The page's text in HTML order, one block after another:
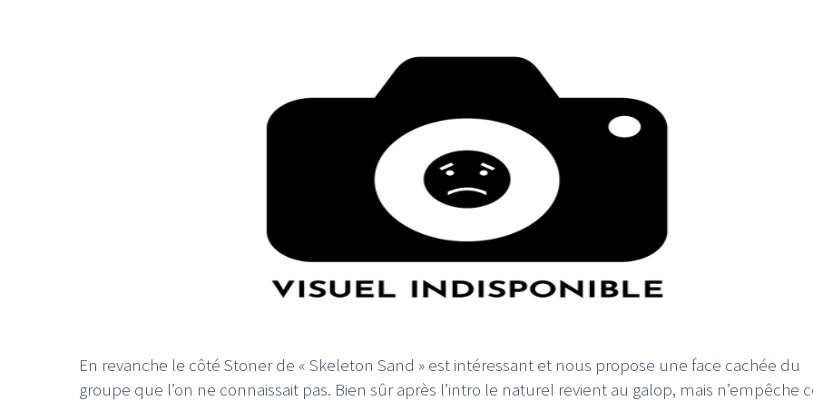
En revanche le côté Stoner de « Skeleton Sand » est intéressant et nous propose une face cachée du
groupe que l’on ne connaissait pas. Bien sûr après l’intro le naturel revient au galop, mais n’empêche